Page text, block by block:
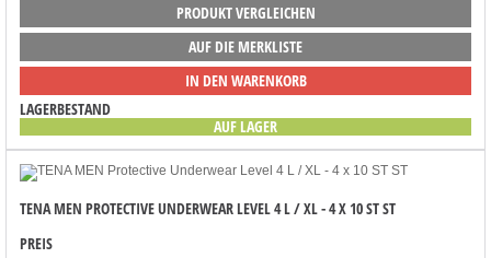
PRODUKT VERGLEICHEN
AUF DIE MERKLISTE
IN DEN WARENKORB
LAGERBESTAND
AUF LAGER
TENA MEN PROTECTIVE UNDERWEAR LEVEL 4 L / XL - 4 X 10 ST ST
PREIS